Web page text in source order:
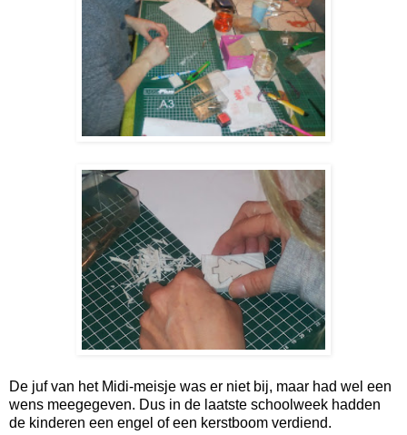
De juf van het Midi-meisje was er niet bij, maar had wel een
wens meegegeven. Dus in de laatste schoolweek hadden
de kinderen een engel of een kerstboom verdiend.